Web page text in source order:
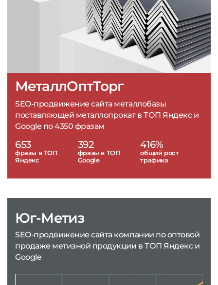
МеталлОптТорг
SEO-продвижение сайта металлобазы
поставляющей металлопрокат в ТОП Яндекс и
Google по 4350 фразам
653
фразы в ТОП
Яндекс
392
фразы в ТОП
Google
416%
общий рост
трафика
Юг-Метиз
SEO-продвижение сайта компании по оптовой
продаже метизной продукции в ТОП Яндекс и
Google